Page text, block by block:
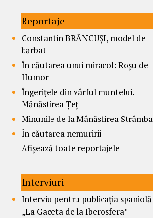
Reportaje
Constantin BRÂNCUȘI, model de
bărbat
În căutarea unui miracol: Roșu de
Humor
Îngerițele din vârful muntelui.
Mănăstirea Țeț
Minunile de la Mânăstirea Strâmba
În căutarea nemuririi
Afișează toate reportajele
Interviuri
Interviu pentru publicația spaniolă
„La Gaceta de la Iberosfera”